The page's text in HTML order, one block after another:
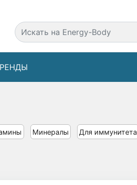
Минералы Для иммунитета